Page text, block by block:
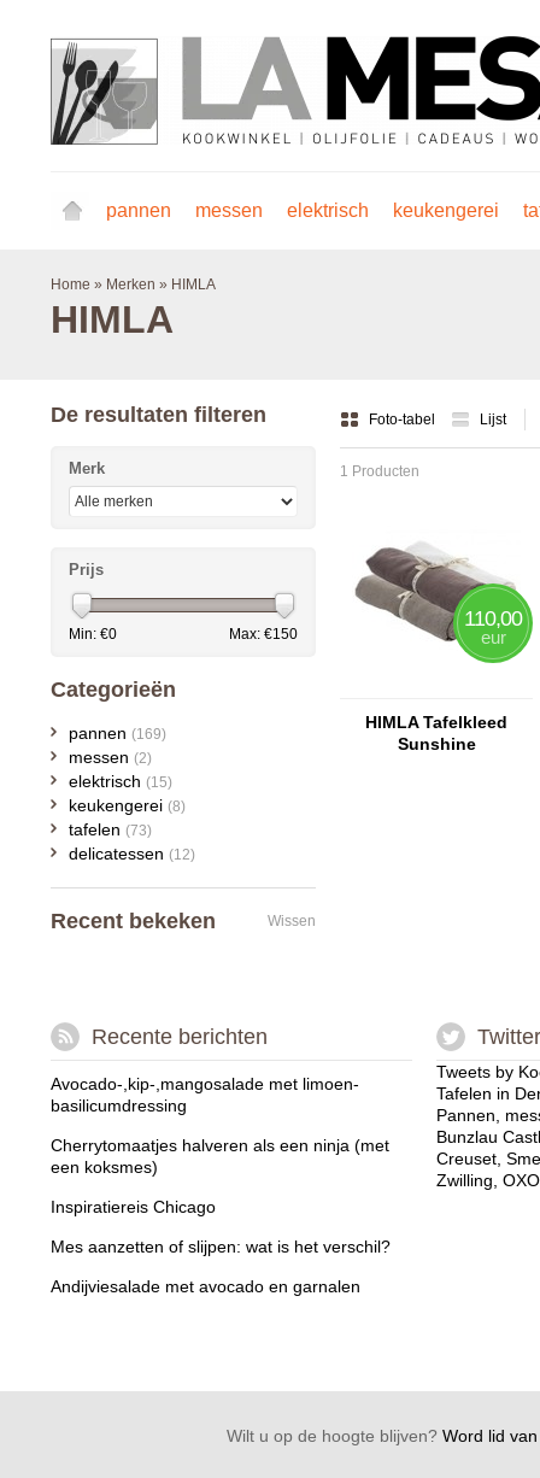
pannen messen elektrisch keukengerei
Home » Merken » HIMLA
HIMLA
Foto-tabel Lijst
1 Producten
110,00
eur
HIMLA Tafelkleed
Sunshine
De resultaten filteren
Merk
Prijs
Min: €0 Max: €150
Categorieën
pannen (169)
messen (2)
elektrisch (15)
keukengerei (8)
tafelen (73)
delicatessen (12)
Recent bekeken Wissen
Recente berichten
Avocado-,kip-,mangosalade met limoen-
basilicumdressing
Cherrytomaatjes halveren als een ninja (met
een koksmes)
Inspiratiereis Chicago
Mes aanzetten of slijpen: wat is het verschil?
Andijviesalade met avocado en garnalen
Twitter
Tweets by
Tafelen in
Pannen,
Bunzlau
Creuset,
Zwilling,
Wilt u op de hoogte blijven?Word lid van